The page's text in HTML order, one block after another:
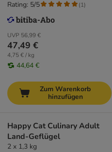
UVP 56,99 €
47,49 €
4,75 € / kg
44,64 €
Rating: 5/5 (1)
Zum Warenkorb
hinzufügen
Happy Cat Culinary Adult
Land-Geflügel
2 x 1,3 kg